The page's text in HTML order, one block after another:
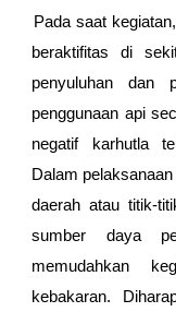
Pada saat
beraktifitas di
penyuluhan dan
penggunaan api
negatif karhutla
Dalam
daerah atau titik-
sumber daya
memudahkan
kebakaran.